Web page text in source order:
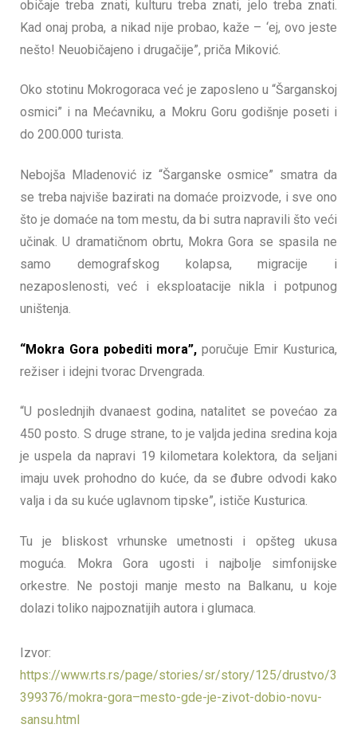
običaje treba znati, kulturu treba znati, jelo treba znati.
Kad onaj proba, a nikad nije probao, kaže – ‘ej, ovo jeste
nešto! Neuobičajeno i drugačije”, priča Miković.
Oko stotinu Mokrogoraca već je zaposleno u “Šarganskoj
osmici” i na Mećavniku, a Mokru Goru godišnje poseti i
do 200.000 turista.
Nebojša Mladenović iz “Šarganske osmice” smatra da
se treba najviše bazirati na domaće proizvode, i sve ono
što je domaće na tom mestu, da bi sutra napravili što veći
učinak. U dramatičnom obrtu, Mokra Gora se spasila ne
samo demografskog kolapsa, migracije i
nezaposlenosti, već i eksploatacije nikla i potpunog
uništenja.
“Mokra Gora pobediti mora”,poručuje Emir Kusturica,
režiser i idejni tvorac Drvengrada.
“U poslednjih dvanaest godina, natalitet se povećao za
450 posto. S druge strane, to je valjda jedina sredina koja
je uspela da napravi 19 kilometara kolektora, da seljani
imaju uvek prohodno do kuće, da se đubre odvodi kako
valja i da su kuće uglavnom tipske”, ističe Kusturica.
Tu je bliskost vrhunske umetnosti i opšteg ukusa
moguća. Mokra Gora ugosti i najbolje simfonijske
orkestre. Ne postoji manje mesto na Balkanu, u koje
dolazi toliko najpoznatijih autora i glumaca.
Izvor:
https://www.rts.rs/page/stories/sr/story/125/drustvo/3
399376/mokra-gora–mesto-gde-je-zivot-dobio-novu-
sansu.html